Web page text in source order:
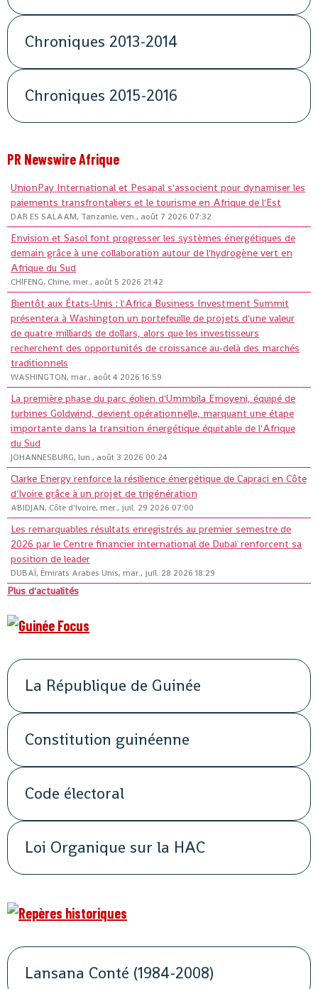
Chroniques 2013-2014
Chroniques 2015-2016
PR Newswire Afrique
UnionPay International et Pesapal s'associent pour dynamiser les
paiements transfrontaliers et le tourisme en Afrique de l'Est
DAR ES SALAAM, Tanzanie, ven., août 7 2026 07:32
Envision et Sasol font progresser les systèmes énergétiques de
demain grâce à une collaboration autour de l'hydrogène vert en
Afrique du Sud
CHIFENG, Chine, mer., août 5 2026 21:42
Bientôt aux États-Unis : l'Africa Business Investment Summit
présentera à Washington un portefeuille de projets d'une valeur
de quatre milliards de dollars, alors que les investisseurs
recherchent des opportunités de croissance au-delà des marchés
traditionnels
WASHINGTON, mar., août 4 2026 16:59
La première phase du parc éolien d'Ummbila Emoyeni, équipé de
turbines Goldwind, devient opérationnelle, marquant une étape
importante dans la transition énergétique équitable de l'Afrique
du Sud
JOHANNESBURG, lun., août 3 2026 00:24
Clarke Energy renforce la résilience énergétique de Capraci en Côte
d'Ivoire grâce à un projet de trigénération
ABIDJAN, Côte d'Ivoire, mer., juil. 29 2026 07:00
Les remarquables résultats enregistrés au premier semestre de
2026 par le Centre financier international de Dubaï renforcent sa
position de leader
DUBAÏ, Émirats Arabes Unis, mar., juil. 28 2026 18:29
Plus d'actualités
La République de Guinée
Constitution guinéenne
Code électoral
Loi Organique sur la HAC
Lansana Conté (1984-2008)